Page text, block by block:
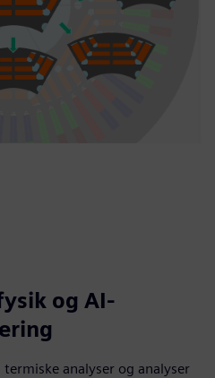
og AI-
analyser og analyser